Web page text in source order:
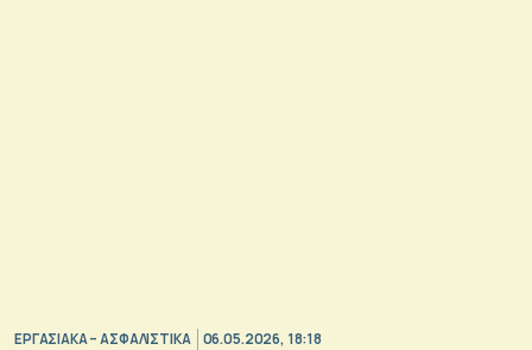
ΕΡΓΑΣΙΑΚΑ – ΑΣΦΑΛΙΣΤΙΚΑ 06.05.2026, 18:18